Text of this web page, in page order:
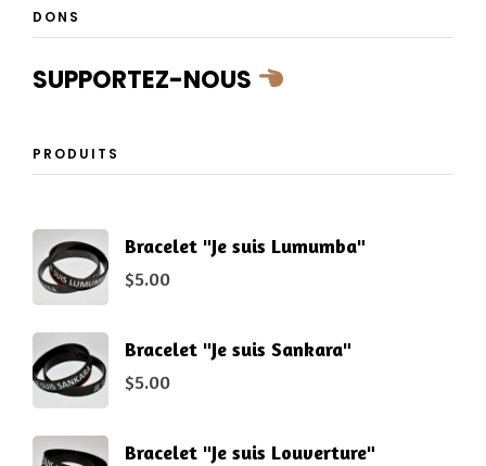
DONS
SUPPORTEZ-NOUS
PRODUITS
Bracelet "Je suis Lumumba"
$5.00
Bracelet "Je suis Sankara"
$5.00
Bracelet "Je suis Louverture"